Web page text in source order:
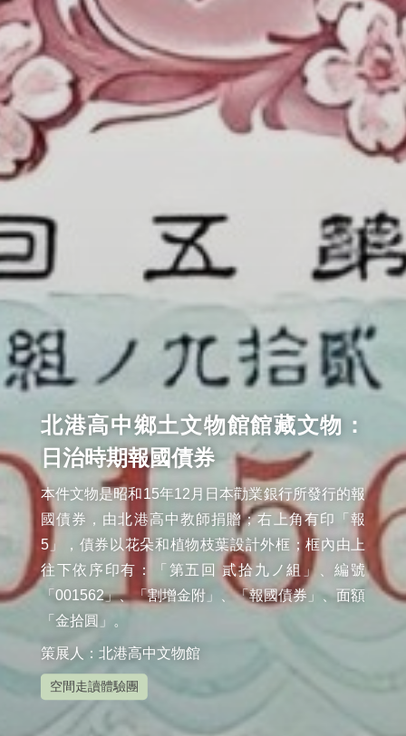
北港高中鄉土文物館館藏文物：
日治時期報國債券
本件文物是昭和15年12月日本勸業銀行所發行的報
國債券，由北港高中教師捐贈；右上角有印「報
5」，債券以花朵和植物枝葉設計外框；框內由上
往下依序印有：「第五回 貳拾九ノ組」、編號
「001562」、「割增金附」、「報國債券」、面額
「金拾圓」。
策展人：北港高中文物館
空間走讀體驗團